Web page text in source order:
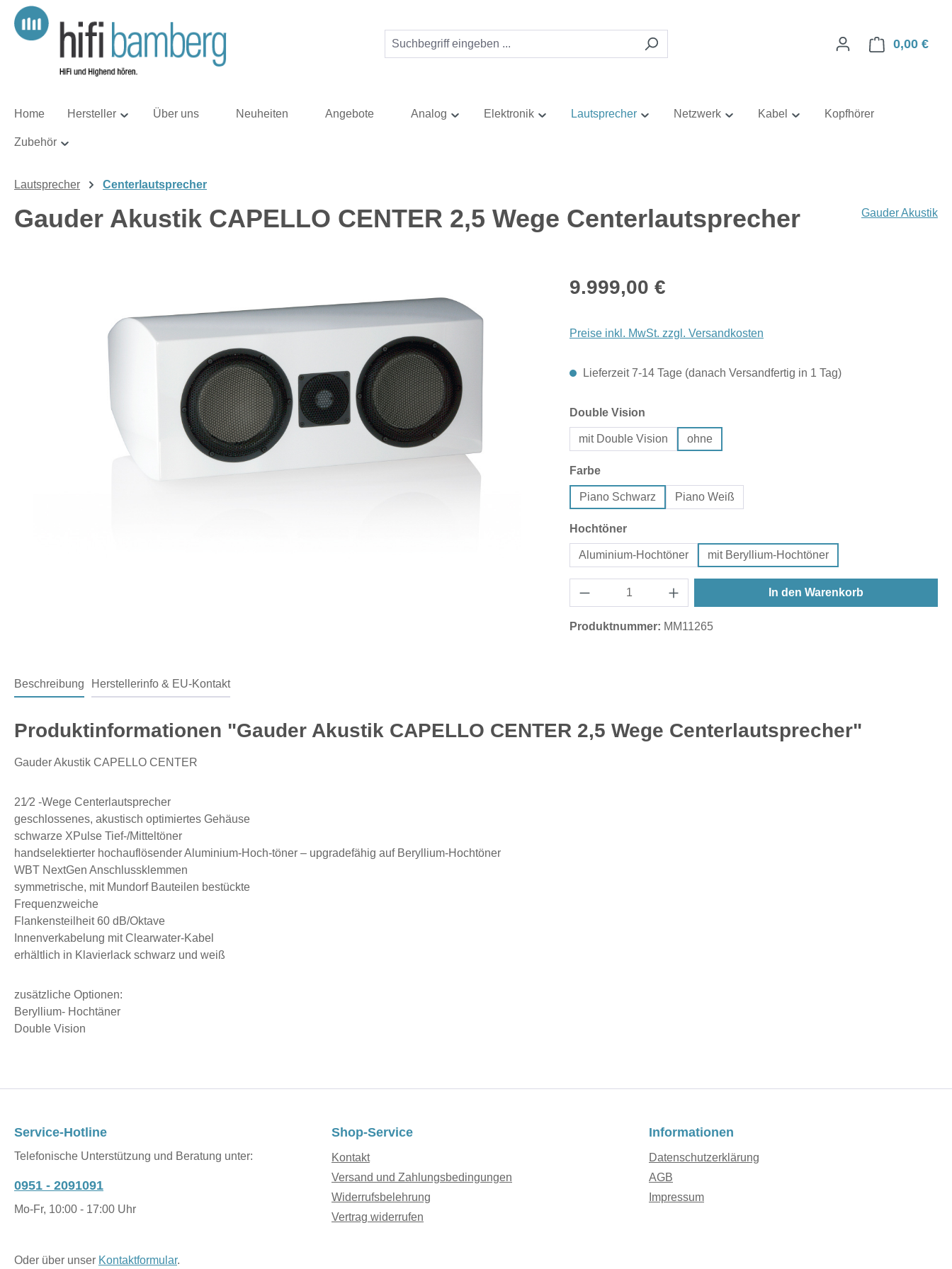
Hauptinhalt springen
Zur Suche springen
Zur Hauptnavigation springen
0,00 €
Home Hersteller Über uns Neuheiten Angebote Analog Elektronik Lautsprecher Netzwerk Kabel Kopfhörer
Zubehör
Lautsprecher Centerlautsprecher
Gauder Akustik CAPELLO CENTER 2,5 Wege Centerlautsprecher Gauder Akustik
Regulärer Preis:
9.999,00 €
Preise inkl. MwSt. zzgl. Versandkosten
Lieferzeit 7-14 Tage (danach Versandfertig in 1 Tag)
Double Vision
mit Double Vision ohne
Farbeauswählen
Piano Schwarz Piano Weiß
Hochtönerauswählen
Aluminium-Hochtöner mit Beryllium-Hochtöner
In den Warenkorb
Produktnummer: MM11265
Beschreibung Herstellerinfo & EU-Kontakt
Produktinformationen "Gauder Akustik CAPELLO CENTER 2,5 Wege Centerlautsprecher"
Gauder Akustik CAPELLO CENTER
21⁄2 -Wege Centerlautsprecher
geschlossenes, akustisch optimiertes Gehäuse
schwarze XPulse Tief-/Mitteltöner
handselektierter hochauflösender Aluminium-Hoch-töner – upgradefähig auf Beryllium-Hochtöner
WBT NextGen Anschlussklemmen
symmetrische, mit Mundorf Bauteilen bestückte
Frequenzweiche
Flankensteilheit 60 dB/Oktave
Innenverkabelung mit Clearwater-Kabel
erhältlich in Klavierlack schwarz und weiß
zusätzliche Optionen:
Beryllium- Hochtäner
Double Vision
Service-Hotline
Telefonische Unterstützung und Beratung unter:
0951 - 2091091
Mo-Fr, 10:00 - 17:00 Uhr
Oder über unser Kontaktformular.
Shop-Service
Kontakt
Versand und Zahlungsbedingungen
Widerrufsbelehrung
Vertrag widerrufen
Informationen
Datenschutzerklärung
AGB
Impressum